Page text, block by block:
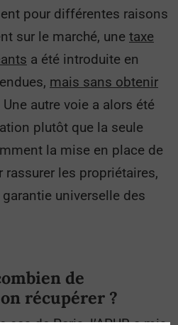
pour différentes raisons
sur le marché, une taxe
a été introduite en
mais sans obtenir
Une autre voie a alors été
plutôt que la seule
la mise en place de
rassurer les propriétaires,
universelle des
de
récupérer ?